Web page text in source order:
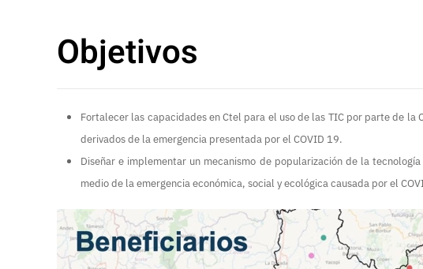
Objetivos
Fortalecer las capacidades en Ctel para el uso de las TIC por parte de
derivados de la emergencia presentada por el COVID 19.
Diseñar e implementar un mecanismo de popularización de la
medio de la emergencia económica, social y ecológica causada por el